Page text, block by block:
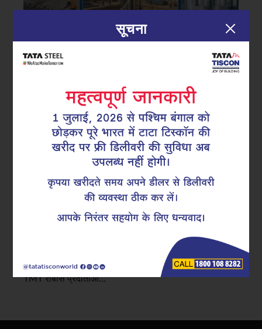
टीएमटी सरिया
क्रैक कंट्रोल, स्थिरता और सुरक्षा: आधुनिक
निर्माण में TMT रीबार्स क्यों महत्वपूर्ण हैं
टाटा टिस्कॉन में, हम अक्सर बिल्डर्स, इंजीनियरों और डेवलपर्स से
एक आम चिंता सुनते हैं: “कंक्रीट में क्रैक्स को कैसे नियंत्रित किया
जाए और साथ ही दीर्घकालिक संरचनात्मक स्थिरता सुनिश्चित की
जाए?”। इसका उत्तर केवल डिज़ाइन में नहीं, बल्कि उपयोग किए
जाने वाले रिइन्फोर्समेंट की गुणवत्ता में निहित है। भारत के अग्रणी
TMT रीबार्स प्रदाताओं…
सूचना